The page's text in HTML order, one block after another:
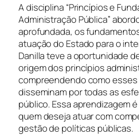
A disciplina “Princípios e
Administração Pública”
aprofundada, os
atuação do Estado para o
Danilla teve a oportunidade
origem dos princípios
compreendendo como esses
disseminam por todas as
público. Essa aprendizagem
quem deseja atuar com
gestão de políticas públicas.